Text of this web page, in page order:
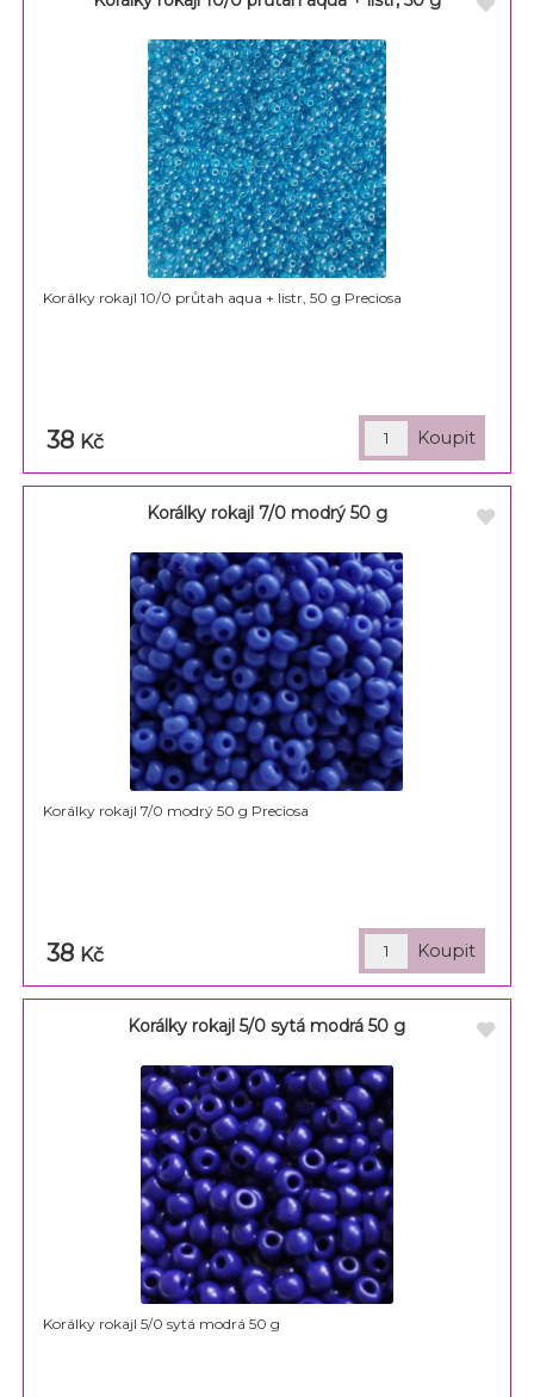
Korálky rokajl 10/0 průtah aqua + listr, 50 g Preciosa
38 Kč
Korálky rokajl 7/0 modrý 50 g
Korálky rokajl 7/0 modrý 50 g Preciosa
38 Kč
Korálky rokajl 5/0 sytá modrá 50 g
Korálky rokajl 5/0 sytá modrá 50 g